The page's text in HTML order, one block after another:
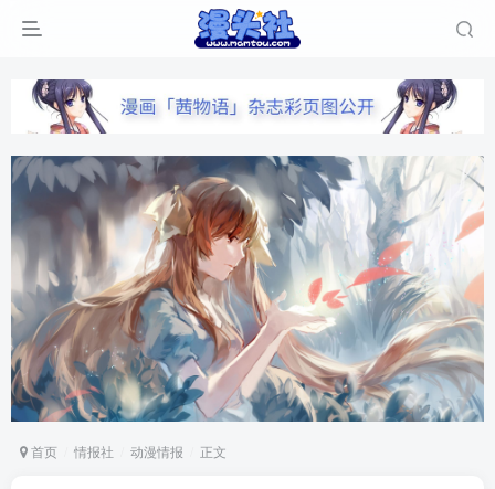
首页 情报社 动漫情报 正文